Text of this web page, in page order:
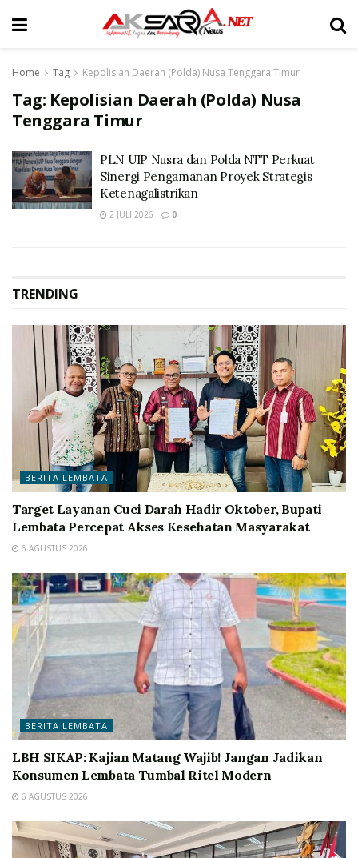
Home Tag Kepolisian Daerah (Polda) Nusa Tenggara Timur
Tag: Kepolisian Daerah (Polda) Nusa
Tenggara Timur
PLN UIP Nusra dan Polda NTT Perkuat
Sinergi Pengamanan Proyek Strategis
Ketenagalistrikan
2 JULI 2026 0
TRENDING
BERITA LEMBATA
Target Layanan Cuci Darah Hadir Oktober, Bupati
Lembata Percepat Akses Kesehatan Masyarakat
6 AGUSTUS 2026
BERITA LEMBATA
LBH SIKAP: Kajian Matang Wajib! Jangan Jadikan
Konsumen Lembata Tumbal Ritel Modern
6 AGUSTUS 2026